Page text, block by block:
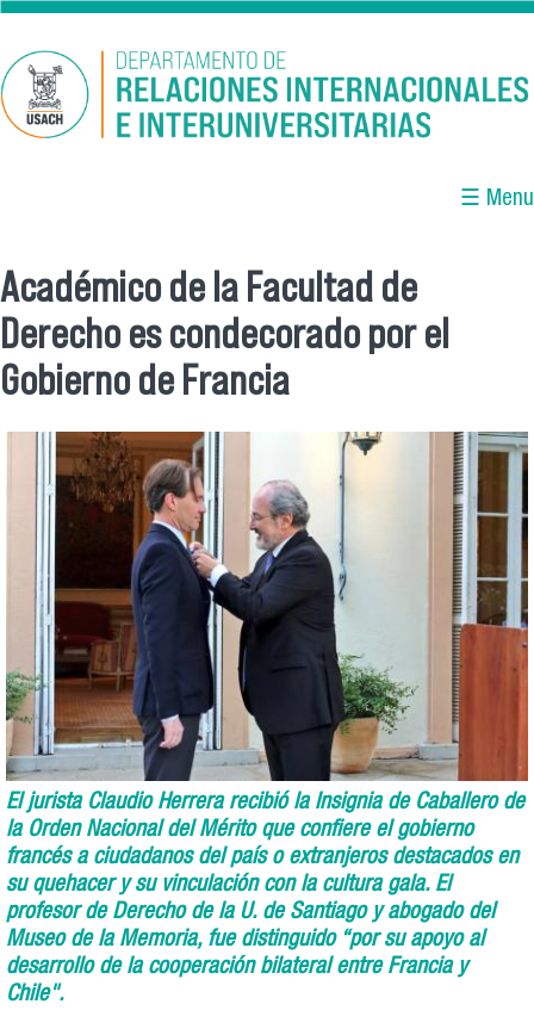
Pasar al contenido principal
☰ Menu
Se encuentra usted aquí
Académico de la Facultad de
Derecho es condecorado por el
Gobierno de Francia
El jurista Claudio Herrera recibió la Insignia de Caballero de
la Orden Nacional del Mérito que confiere el gobierno
francés a ciudadanos del país o extranjeros destacados en
su quehacer y su vinculación con la cultura gala. El
profesor de Derecho de la U. de Santiago y abogado del
Museo de la Memoria, fue distinguido “por su apoyo al
desarrollo de la cooperación bilateral entre Francia y
Chile".